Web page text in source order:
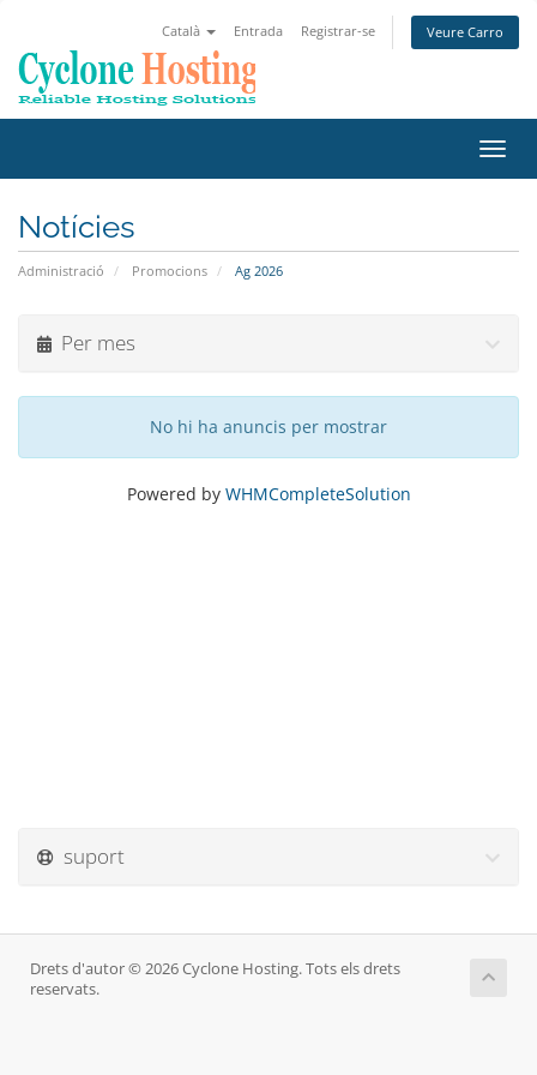
Català Entrada Registrar-se Veure Carro
la
Notícies
Administració Promocions Ag 2026
Per mes
No hi ha anuncis per mostrar
Powered by WHMCompleteSolution
suport
Drets d'autor © 2026 Cyclone Hosting. Tots els drets
reservats.